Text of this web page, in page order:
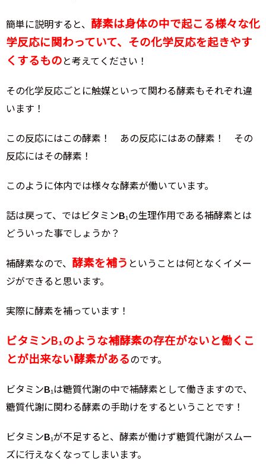
簡単に説明すると、 酵素は身体の中で起こる様々な化
学反応に関わっていて、その化学反応を起きやす
くするもの と考えてください！
その化学反応ごとに触媒といって関わる酵素もそれぞれ違
います！
この反応にはこの酵素！ あの反応にはあの酵素！ その
反応にはその酵素！
このように体内では様々な酵素が働いています。
話は戻って、ではビタミンB₁の生理作用である補酵素とは
どういった事でしょうか？
補酵素なので、 酵素を補う ということは何となくイメー
ジができると思います。
実際に酵素を補っています！
ビタミンB₁のような補酵素の存在がないと働くこ
とが出来ない酵素があるのです。
ビタミンB₁は糖質代謝の中で補酵素として働きますので、
糖質代謝に関わる酵素の手助けをするということです！
ビタミンB₁が不足すると、酵素が働けず糖質代謝がスムー
ズに行えなくなってしまいます。